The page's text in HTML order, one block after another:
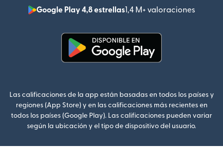
Google Play 4,8 estrellas1,4 M+ valoraciones
(se
Las calificaciones de la app están basadas en todos los países y
regiones (App Store) y en las calificaciones más recientes en
todos los países (Google Play). Las calificaciones pueden variar
según la ubicación y el tipo de dispositivo del usuario.